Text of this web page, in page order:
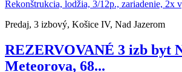
Predaj, 3 izbový, Košice IV, Nad Jazerom
REZERVOVANÉ 3 izb byt
Meteorova, 68...